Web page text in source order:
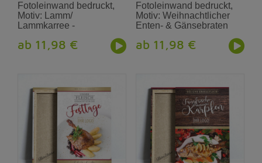
Fotoleinwand bedruckt,
Motiv: Lamm/
Lammkarree -
und Fleischer
ab 11,98 €
Fotoleinwand bedruckt,
Motiv: Weihnachtlicher
Enten- & Gänsebraten
ab 11,98 €